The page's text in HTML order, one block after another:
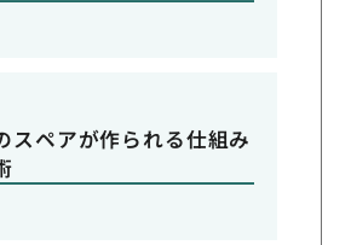
スペアが作られる仕組み